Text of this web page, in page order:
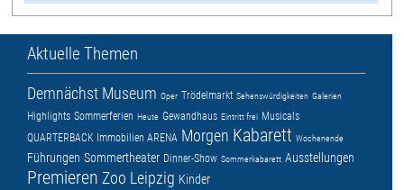
Aktuelle Themen
Demnächst Museum Oper Trödelmarkt Sehenswürdigkeiten Galerien
Highlights Sommerferien Heute Gewandhaus Eintritt frei Musicals
QUARTERBACK Immobilien ARENA Morgen Kabarett Wochenende
Führungen Sommertheater Dinner-Show Sommerkabarett Ausstellungen
Premieren Zoo Leipzig Kinder